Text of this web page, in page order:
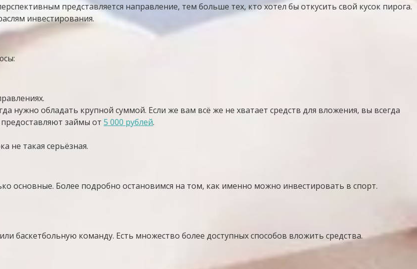
представляется направление, тем больше тех, кто хотел бы откусить свой кусок пирога.
инвестирования.
нужно обладать крупной суммой. Если же вам всё же не хватает средств для вложения, вы всегда
займы от 5 000 рублей.
не такая серьёзная.
основные. Более подробно остановимся на том, как именно можно инвестировать в спорт.
баскетбольную команду. Есть множество более доступных способов вложить средства.